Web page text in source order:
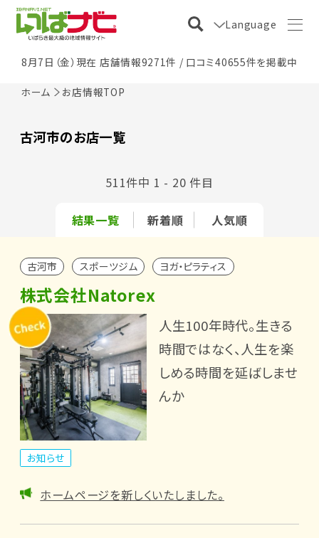
Language
8月7日（金）現在 店舗情報9271件 / 口コミ40655件を掲載中
ホーム お店情報TOP
古河市のお店一覧
結果一覧 新着順 人気順
511件中 1 - 20 件目
古河市 スポーツジム ヨガ・ピラティス
株式会社Natorex
人生100年時代。生きる
時間ではなく、人生を楽
しめる時間を延ばしませ
んか
お知らせ
ホームページを新しくいたしました。